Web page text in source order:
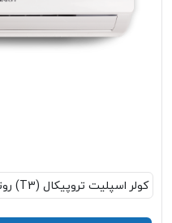
کولر اسپلیت تروپیکال (T3) روتاری IAC-18C/XA/TR/A